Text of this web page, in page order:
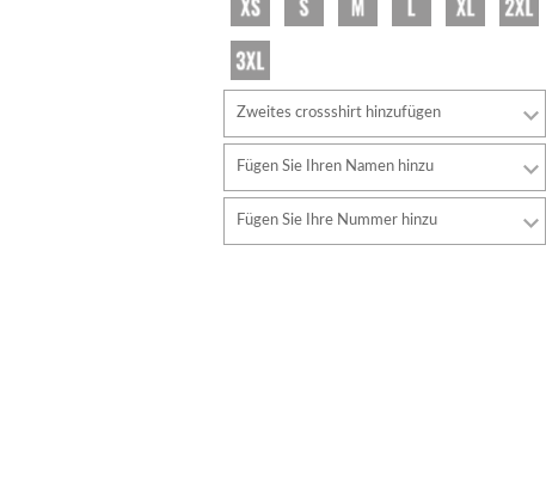
Zweites crossshirt hinzufügen
Fügen Sie Ihren Namen hinzu
Fügen Sie Ihre Nummer hinzu